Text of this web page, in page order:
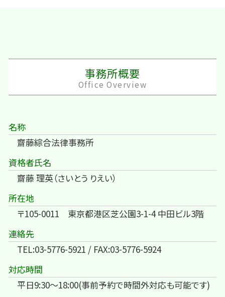
事務所概要
Office Overview
名称
齋藤綜合法律事務所
資格者氏名
齋藤 理英（さいとう りえい）
所在地
〒105-0011 東京都港区芝公園3-1-4 中田ビル3階
連絡先
TEL:03-5776-5921 / FAX:03-5776-5924
対応時間
平日9:30～18:00(事前予約で時間外対応も可能です)